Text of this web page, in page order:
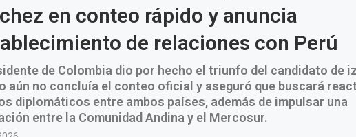
en conteo rápido y anuncia
de relaciones con Perú
de Colombia dio por hecho el triunfo del candidato de
aún no concluía el conteo oficial y aseguró que buscará
diplomáticos entre ambos países, además de impulsar una
entre la Comunidad Andina y el Mercosur.